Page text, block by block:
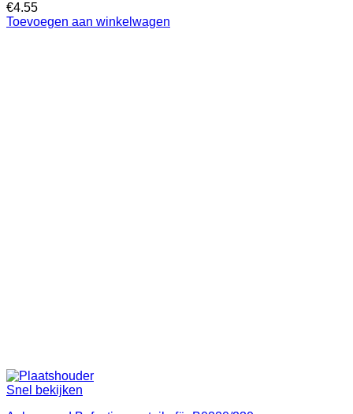
€4.55
Toevoegen aan winkelwagen
Snel bekijken